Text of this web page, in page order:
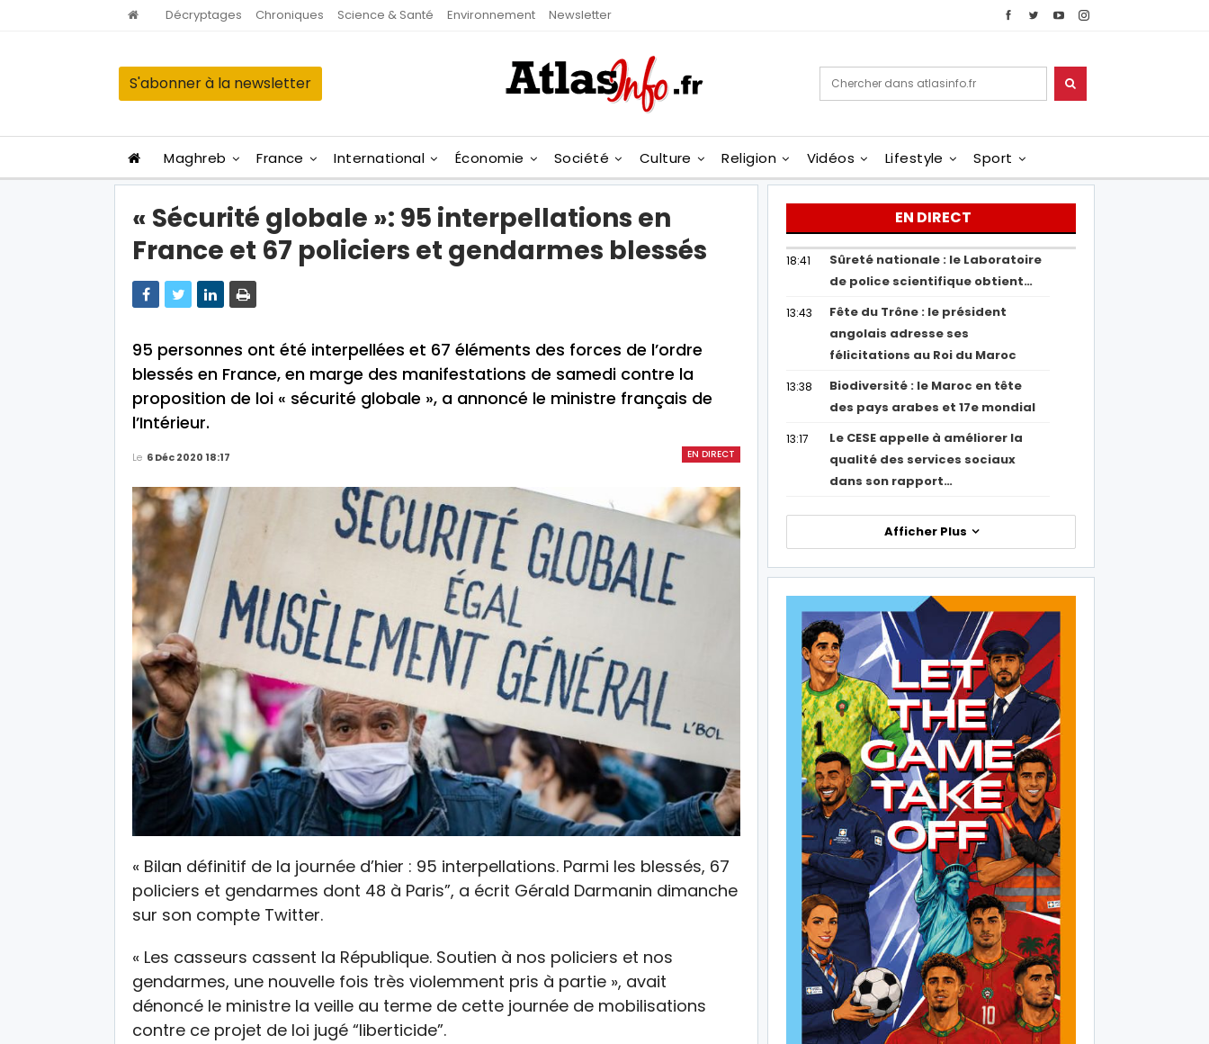
Décryptages Chroniques Science & Santé Environnement Newsletter
S'abonner à la newsletter
Maghreb France International Économie Société Culture Religion Vidéos Lifestyle Sport
« Sécurité globale »: 95 interpellations en
France et 67 policiers et gendarmes blessés
95 personnes ont été interpellées et 67 éléments des forces de l’ordre
blessés en France, en marge des manifestations de samedi contre la
proposition de loi « sécurité globale », a annoncé le ministre français de
l’Intérieur.
EN DIRECT
Le 6 Déc 2020 18:17
« Bilan définitif de la journée d’hier : 95 interpellations. Parmi les blessés, 67
policiers et gendarmes dont 48 à Paris”, a écrit Gérald Darmanin dimanche
sur son compte Twitter.
« Les casseurs cassent la République. Soutien à nos policiers et nos
gendarmes, une nouvelle fois très violemment pris à partie », avait
dénoncé le ministre la veille au terme de cette journée de mobilisations
contre ce projet de loi jugé “liberticide”.
EN DIRECT
18:41
Sûreté nationale : le Laboratoire
de police scientifique obtient…
13:43
Fête du Trône : le président
angolais adresse ses
félicitations au Roi du Maroc
13:38
Biodiversité : le Maroc en tête
des pays arabes et 17e mondial
13:17
Le CESE appelle à améliorer la
qualité des services sociaux
dans son rapport…
Afficher Plus